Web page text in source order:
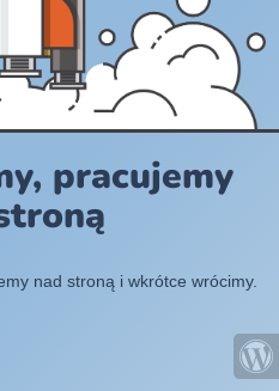
pracujemy
nad stroną i wkrótce wrócimy.